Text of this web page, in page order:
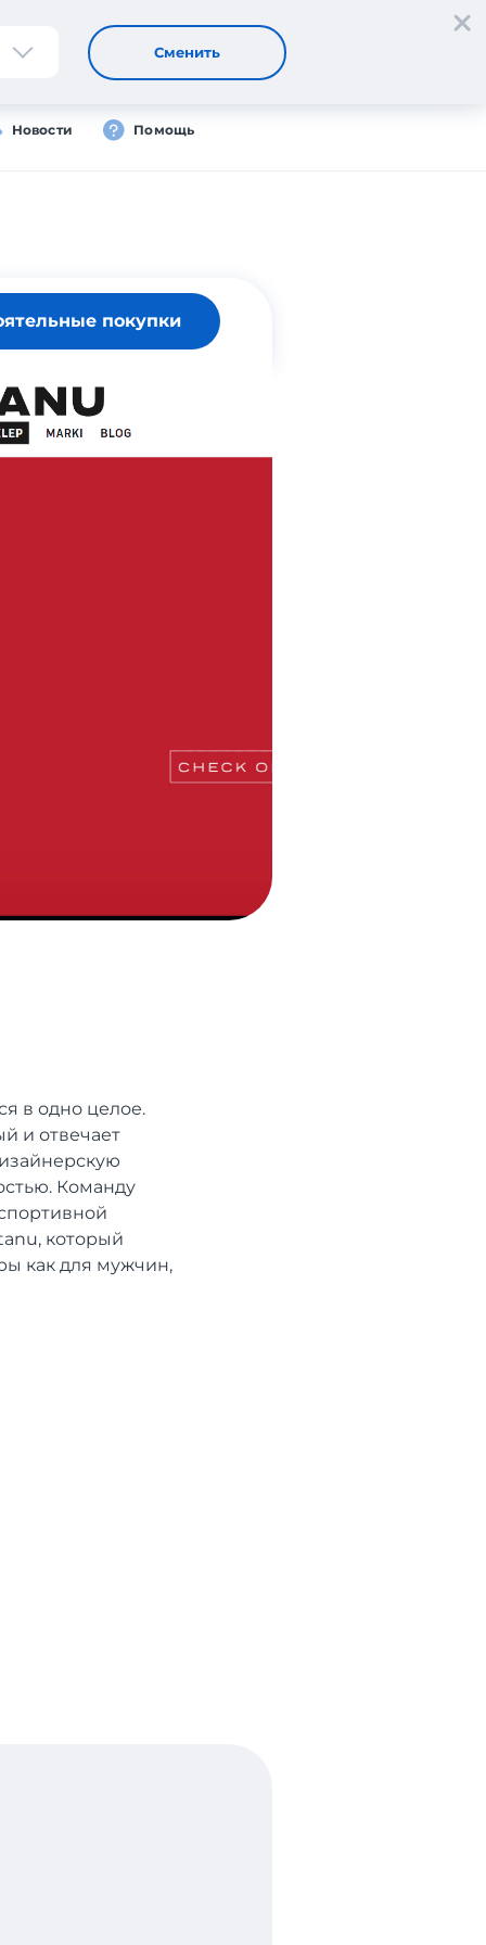
Регистрация Вход
Новости Помощь
Сменить
покупки
в одно целое.
и отвечает
Команду
который
как для мужчин,